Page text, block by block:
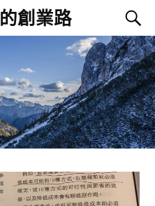
創業路